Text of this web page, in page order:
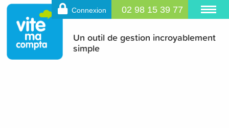
Un outil de gestion incroyablement
simple
Connexion 02 98 15 39 77